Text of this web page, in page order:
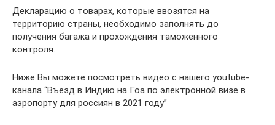
Декларацию о товарах, которые ввозятся на
территорию страны, необходимо заполнять до
получения багажа и прохождения таможенного
контроля.
Ниже Вы можете посмотреть видео с нашего youtube-
канала “Въезд в Индию на Гоа по электронной визе в
аэропорту для россиян в 2021 году”